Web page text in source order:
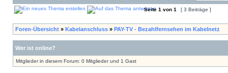
Seite 1 von 1 [ 3 Beiträge ]
Foren-Übersicht » Kabelanschluss » PAY-TV - Bezahlfernsehen im Kabelnetz
Wer ist online?
Mitglieder in diesem Forum: 0 Mitglieder und 1 Gast